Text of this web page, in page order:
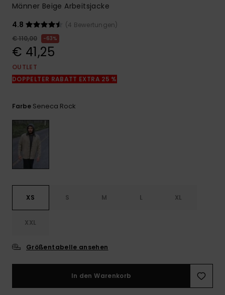
Finden Sie
Antworten auf
die häufigsten
Fragen sowie
ansehen
Männer Beige Arbeitsjacke
4.8
(4 Bewertungen)
€ 110,00
63%
€ 41,25
OUTLET
DOPPELTER RABATT EXTRA 25 %
Farbe Seneca Rock
XS S M L XL
XXL
Größentabelle ansehen
In den Warenkorb